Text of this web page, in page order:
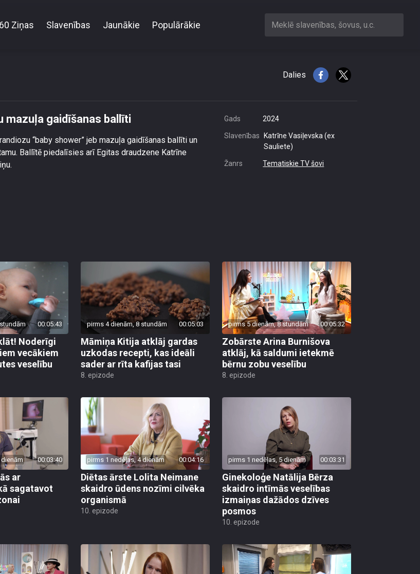
Ziņas Slavenības Jaunākie Populārākie Meklē slavenības, šovus, u.c.
Dalies
mazuļa gaidīšanas ballīti
“baby shower” jeb mazuļa gaidīšanas ballīti un
Ballītē piedalīsies arī Egitas draudzene Katrīne
Gads 2024
Slavenības
Katrīne Vasiļevska (ex
Sauliete)
Žanrs Tematiskie TV šovi
00:05:43
Noderīgi
vecākiem
veselību
pirms 4 dienām, 8 stundām 00:05:03
Māmiņa Kitija atklāj gardas
uzkodas recepti, kas ideāli
sader ar rīta kafijas tasi
8. epizode
pirms 5 dienām, 8 stundām 00:05:32
Zobārste Arina Burnišova
atklāj, kā saldumi ietekmē
bērnu zobu veselību
8. epizode
00:03:40
ar
sagatavot
pirms 1 nedēļas, 4 dienām 00:04:16
Diētas ārste Lolita Neimane
skaidro ūdens nozīmi cilvēka
organismā
10. epizode
pirms 1 nedēļas, 5 dienām 00:03:31
Ginekoloģe Natālija Bērza
skaidro intīmās veselības
izmaiņas dažādos dzīves
posmos
10. epizode